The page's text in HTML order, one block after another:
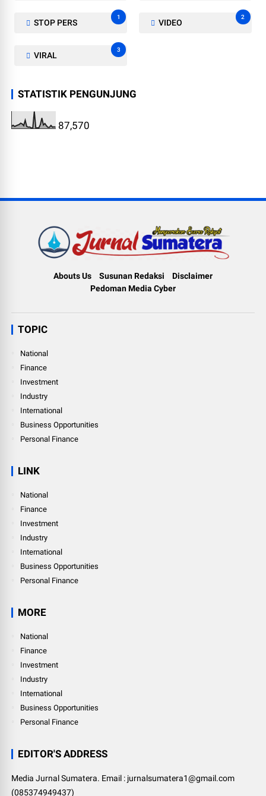
STOP PERS
1
VIDEO
2
VIRAL
3
STATISTIK PENGUNJUNG
87,570
Abouts Us Susunan Redaksi
Disclaimer
Pedoman Media Cyber
TOPIC
National
Finance
Investment
Industry
International
Business Opportunities
Personal Finance
LINK
National
Finance
Investment
Industry
International
Business Opportunities
Personal Finance
MORE
National
Finance
Investment
Industry
International
Business Opportunities
Personal Finance
EDITOR'S ADDRESS
Media Jurnal Sumatera. Email : jurnalsumatera1@gmail.com
(085374949437)